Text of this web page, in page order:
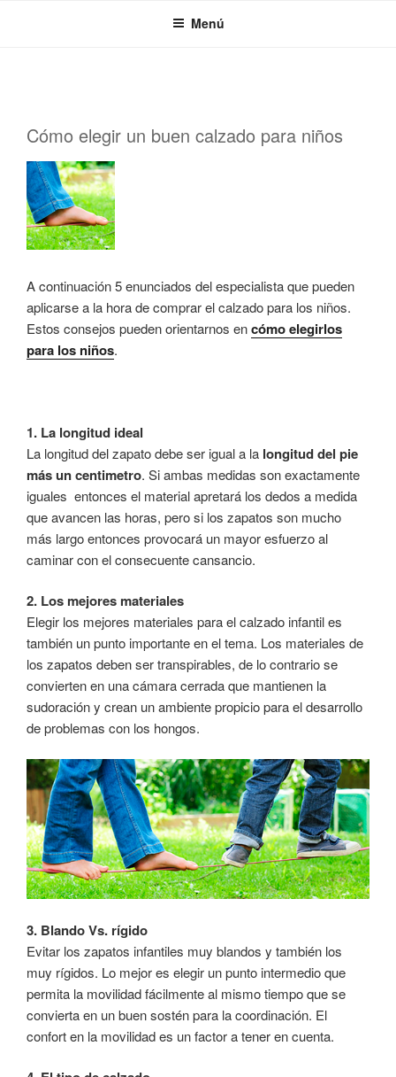
Menú
EL
Cómo elegir un buen calzado para niños
A continuación 5 enunciados del especialista que pueden
aplicarse a la hora de comprar el calzado para los niños.
Estos consejos pueden orientarnos encómo elegirlos
para los niños.
1. La longitud ideal
La longitud del zapato debe ser igual a la longitud del pie
más un centimetro. Si ambas medidas son exactamente
iguales entonces el material apretará los dedos a medida
que avancen las horas, pero si los zapatos son mucho
más largo entonces provocará un mayor esfuerzo al
caminar con el consecuente cansancio.
2. Los mejores materiales
Elegir los mejores materiales para el calzado infantil es
también un punto importante en el tema. Los materiales de
los zapatos deben ser transpirables, de lo contrario se
convierten en una cámara cerrada que mantienen la
sudoración y crean un ambiente propicio para el desarrollo
de problemas con los hongos.
3. Blando Vs. rígido
Evitar los zapatos infantiles muy blandos y también los
muy rígidos. Lo mejor es elegir un punto intermedio que
permita la movilidad fácilmente al mismo tiempo que se
convierta en un buen sostén para la coordinación. El
confort en la movilidad es un factor a tener en cuenta.